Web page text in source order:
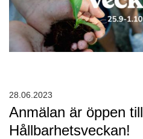
Anmälan är öppen till
Hållbarhetsveckan!
28.06.2023